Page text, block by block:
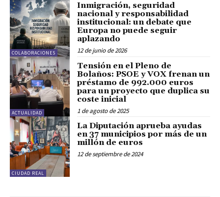
COLABORACIONES
Inmigración, seguridad
nacional y responsabilidad
institucional: un debate que
Europa no puede seguir
aplazando
12 de junio de 2026
ACTUALIDAD
Tensión en el Pleno de
Bolaños: PSOE y VOX frenan un
préstamo de 992.000 euros
para un proyecto que duplica su
coste inicial
1 de agosto de 2025
CIUDAD REAL
La Diputación aprueba ayudas
en 37 municipios por más de un
millón de euros
12 de septiembre de 2024